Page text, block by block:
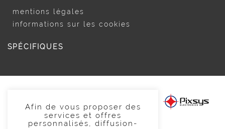
mentions légales
informations sur les cookies
SPÉCIFIQUES
Afin de vous proposer des
services et offres
personnalisés, diffusion-